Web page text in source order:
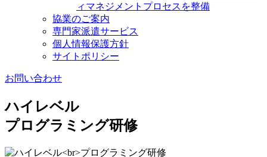
ィマネジメントプロセスを整備
協業のご案内
専門家派遣サービス
個人情報保護方針
サイトポリシー
お問い合わせ
ハイレベル
プログラミング研修